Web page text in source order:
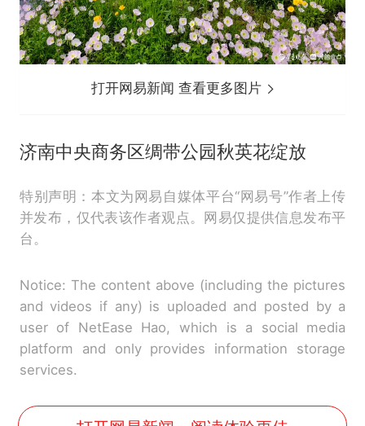
打开网易新闻 查看更多图片
济南中央商务区绸带公园秋英花绽放
特别声明：本文为网易自媒体平台“网易号”作者上传
并发布，仅代表该作者观点。网易仅提供信息发布平
台。
Notice: The content above (including the pictures
and videos if any) is uploaded and posted by a
user of NetEase Hao, which is a social media
platform and only provides information storage
services.